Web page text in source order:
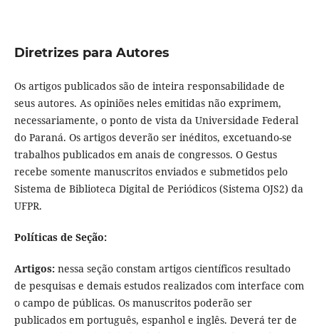
Diretrizes para Autores
Os artigos publicados são de inteira responsabilidade de
seus autores. As opiniões neles emitidas não exprimem,
necessariamente, o ponto de vista da Universidade Federal
do Paraná. Os artigos deverão ser inéditos, excetuando-se
trabalhos publicados em anais de congressos. O Gestus
recebe somente manuscritos enviados e submetidos pelo
Sistema de Biblioteca Digital de Periódicos (Sistema OJS2) da
UFPR.
Políticas de Seção:
Artigos:nessa seção constam artigos científicos resultado
de pesquisas e demais estudos realizados com interface com
o campo de públicas. Os manuscritos poderão ser
publicados em português, espanhol e inglês. Deverá ter de